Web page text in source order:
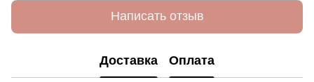
Написать отзыв
Доставка Оплата